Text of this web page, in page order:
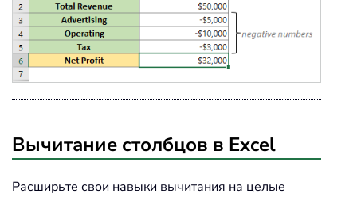
Вычитание столбцов в Excel
Расширьте свои навыки вычитания на целые